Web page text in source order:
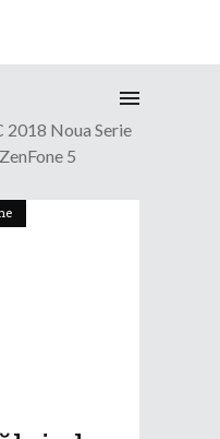
2018 Noua Serie
5